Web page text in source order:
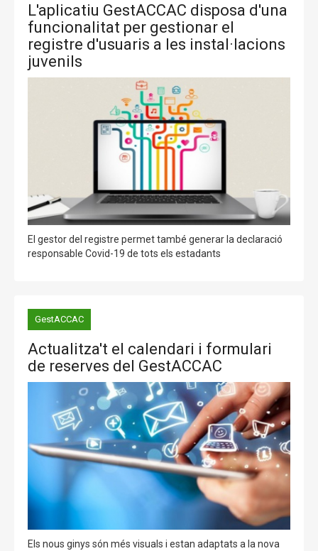
L'aplicatiu GestACCAC disposa d'una
funcionalitat per gestionar el
registre d'usuaris a les instal·lacions
juvenils
El gestor del registre permet també generar la declaració
responsable Covid-19 de tots els estadants
GestACCAC
Actualitza't el calendari i formulari
de reserves del GestACCAC
Els nous ginys són més visuals i estan adaptats a la nova